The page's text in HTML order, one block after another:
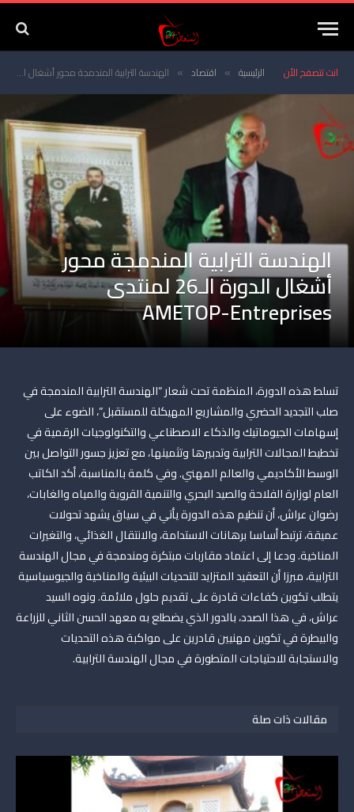
انت تتصفح الأن الرئيسية » اقتصاد » الهندسة الترابية المندمجة محور أشغال الدورة الـ26 لمنتدى AMETOP-Entreprises
الهندسة الترابية المندمجة محور
أشغال الدورة الـ26 لمنتدى
AMETOP-Entreprises
تسلط هذه الدورة، المنظمة تحت شعار “الهندسة الترابية المندمجة في
صلب التجديد الحضري والمشاريع المهيكلة للمستقبل”، الضوء على
إسهامات الجيوماتيك والذكاء الاصطناعي والتكنولوجيات الرقمية في
تخطيط المجالات الترابية وتدبيرها وتثمينها، مع تعزيز جسور التواصل بين
الوسط الأكاديمي والعالم المهني. وفي كلمة بالمناسبة، أكد الكاتب
العام لوزارة الفلاحة والصيد البحري والتنمية القروية والمياه والغابات،
رضوان عراش، أن تنظيم هذه الدورة يأتي في سياق يشهد تحولات
عميقة، ترتبط أساسا برهانات الاستدامة، والانتقال الغذائي، والتغيرات
المناخية. ودعا إلى اعتماد مقاربات مبتكرة ومندمجة في مجال الهندسة
الترابية، مبرزا أن التعقيد المتزايد للتحديات البيئية والمناخية والجيوسياسية
يتطلب تكوين كفاءات قادرة على تقديم حلول ملائمة. ونوه السيد
عراش، في هذا الصدد، بالدور الذي يضطلع به معهد الحسن الثاني للزراعة
والبيطرة في تكوين مهنيين قادرين على مواكبة هذه التحديات
والاستجابة للاحتياجات المتطورة في مجال الهندسة الترابية.
مقالات ذات صلة